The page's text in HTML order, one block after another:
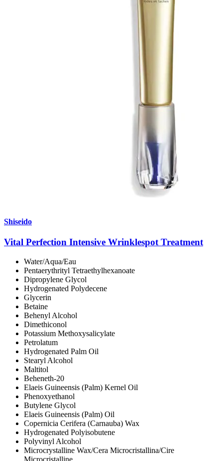
Shiseido
Vital Perfection Intensive Wrinklespot Treatment
Water/Aqua/Eau
Pentaerythrityl Tetraethylhexanoate
Dipropylene Glycol
Hydrogenated Polydecene
Glycerin
Betaine
Behenyl Alcohol
Dimethiconol
Potassium Methoxysalicylate
Petrolatum
Hydrogenated Palm Oil
Stearyl Alcohol
Maltitol
Beheneth-20
Elaeis Guineensis (Palm) Kernel Oil
Phenoxyethanol
Butylene Glycol
Elaeis Guineensis (Palm) Oil
Copernicia Cerifera (Carnauba) Wax
Hydrogenated Polyisobutene
Polyvinyl Alcohol
Microcrystalline Wax/Cera Microcristallina/Cire
Microcristalline